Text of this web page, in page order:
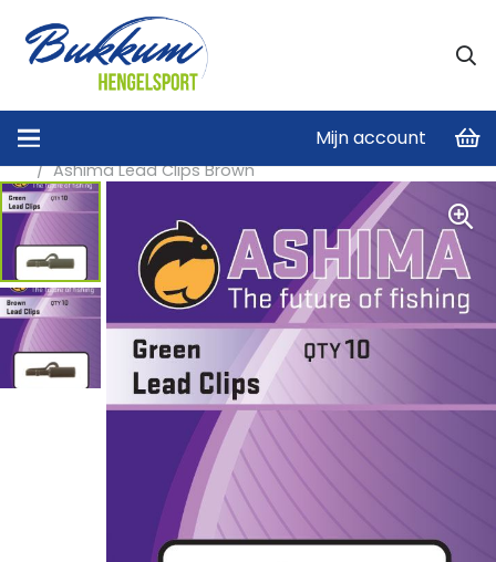
Mijn account
Home
Karper onderlijnen
/ Ashima Lead Clips Brown